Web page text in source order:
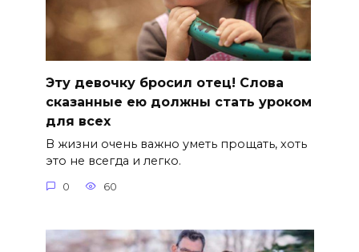
Эту девочку бросил отец! Слова
сказанные ею должны стать уроком
для всех
В жизни очень важно уметь прощать, хоть
это не всегда и легко.
0 60